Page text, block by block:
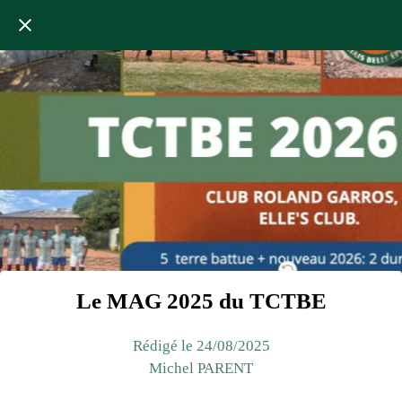
Le MAG 2025 du TCTBE
Rédigé le 24/08/2025
Michel PARENT